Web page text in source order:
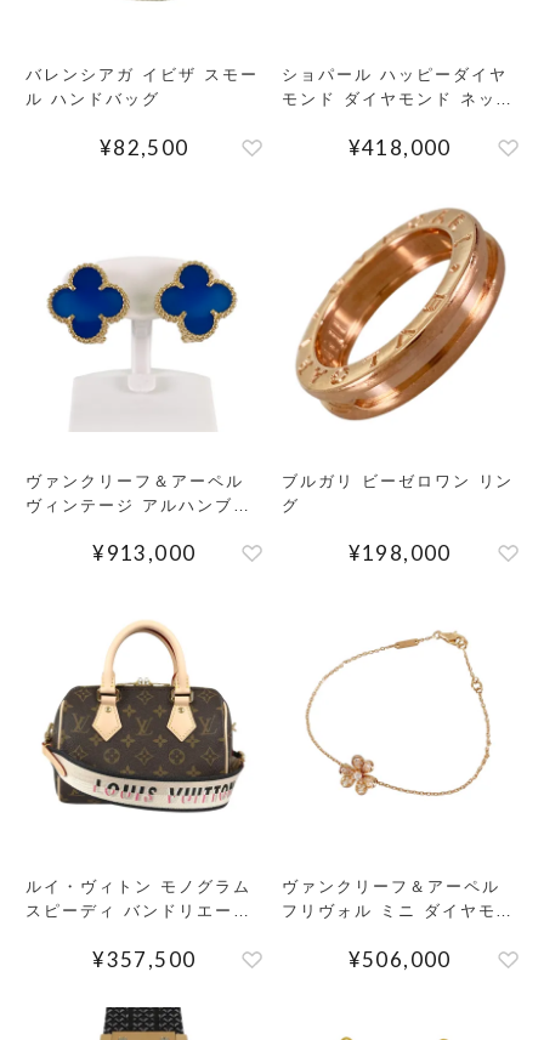
バレンシアガ イビザ スモー
ル ハンドバッグ
¥82,500
ショパール ハッピーダイヤ
モンド ダイヤモンド ネック
¥418,000
ヴァンクリーフ＆アーペル
ヴィンテージ アルハンブラ
¥913,000
ブルガリ ビーゼロワン リン
グ
¥198,000
ルイ・ヴィトン モノグラム
スピーディ バンドリエール
¥357,500
ヴァンクリーフ＆アーペル
フリヴォル ミニ ダイヤモン
¥506,000